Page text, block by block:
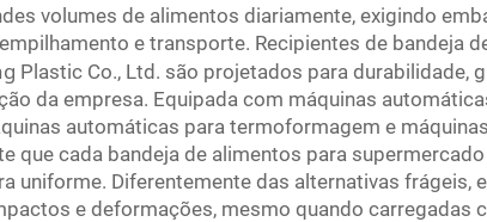
volumes de alimentos diariamente, exigindo
e transporte. Recipientes de bandeja
Plastic Co., Ltd. são projetados para durabilidade,
da empresa. Equipada com máquinas
automáticas para termoformagem e
que cada bandeja de alimentos para
uniforme. Diferentemente das alternativas frágeis,
e deformações, mesmo quando carregadas